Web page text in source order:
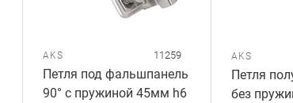
AKS 11259
Петля под фальшпанель
90° с пружиной 45мм h6
AKS
Петля
без